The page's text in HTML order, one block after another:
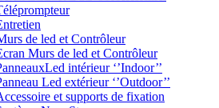
de led et Contrôleur
Murs de led et Contrôleur
intérieur ‘’Indoor’’
Led extérieur ‘’Outdoor’’
et supports de fixation